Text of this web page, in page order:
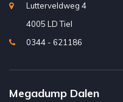
Lutterveldweg 4
4005 LD Tiel
0344 - 621186
Megadump Dalen